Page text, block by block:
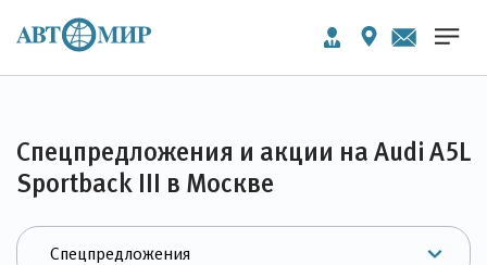
Спецпредложения и акции на Audi A5L
Sportback III в Москве